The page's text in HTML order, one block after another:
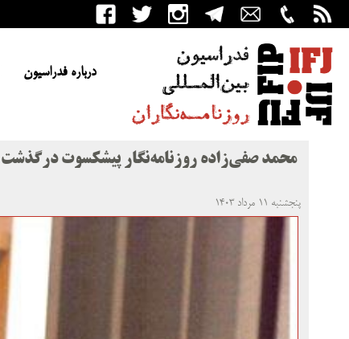
درباره فدراسیون
محمد صفی‌زاده روزنامه‌نگار پیشکسوت درگذشت
پنجشنبه ۱۱ مرداد ۱۴۰۳